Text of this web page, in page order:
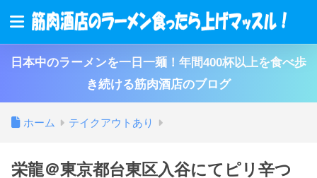
日本中のラーメンを一日一麺！年間400杯以上を食べ歩
き続ける筋肉酒店のブログ
ホーム テイクアウトあり
栄龍＠東京都台東区入谷にてピリ辛つ